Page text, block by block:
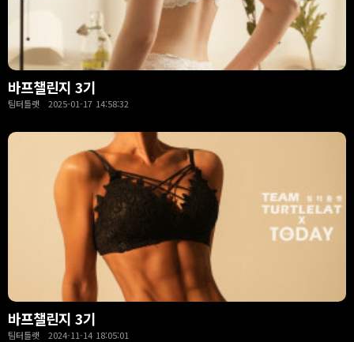
바프챌린지 3기
팀터틀랫 2025-01-17 14:58:32
바프챌린지 3기
팀터틀랫 2024-11-14 18:05:01